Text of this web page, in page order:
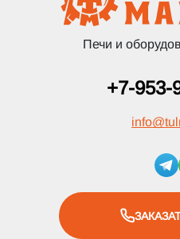
Печи и
+7-953-
info@